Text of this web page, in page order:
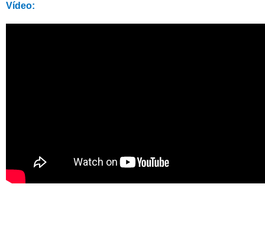
Vídeo: